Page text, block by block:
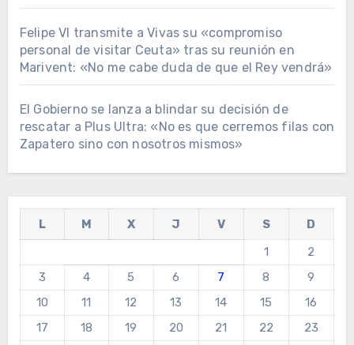
Felipe VI transmite a Vivas su «compromiso
personal de visitar Ceuta» tras su reunión en
Marivent: «No me cabe duda de que el Rey vendrá»
El Gobierno se lanza a blindar su decisión de
rescatar a Plus Ultra: «No es que cerremos filas con
Zapatero sino con nosotros mismos»
L M X J V S
D
1
2
3
4 5 6 7 8
9
10
11 12 13 14 15
16
17
18 19 20 21 22
23